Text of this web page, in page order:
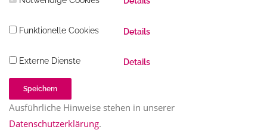
Funktionelle Cookies Details
Externe Dienste Details
Speichern
Ausführliche Hinweise stehen in unserer
Datenschutzerklärung.